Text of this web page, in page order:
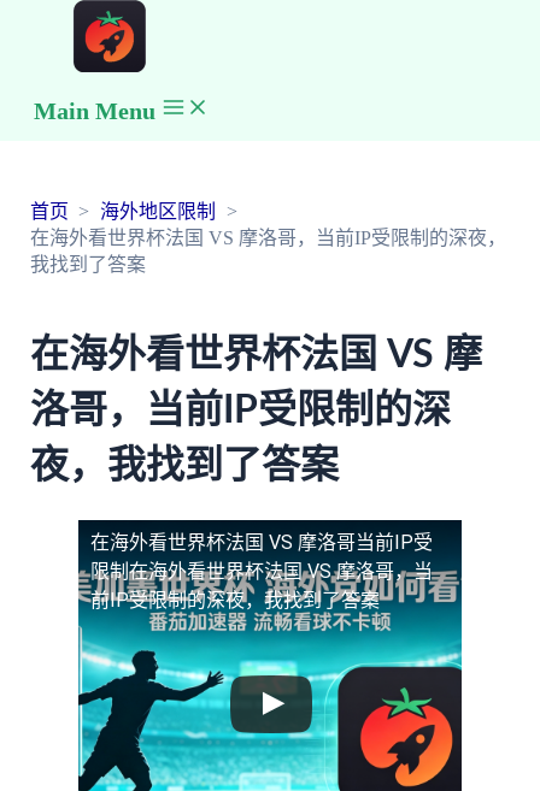
Main Menu
首页
海外地区限制
在海外看世界杯法国 VS 摩洛哥，当前IP受限制的深夜，
我找到了答案
在海外看世界杯法国 VS 摩
洛哥，当前IP受限制的深
夜，我找到了答案
在海外看世界杯法国 VS 摩洛哥当前IP受
限制在海外看世界杯法国 VS 摩洛哥，当
前IP受限制的深夜，我找到了答案